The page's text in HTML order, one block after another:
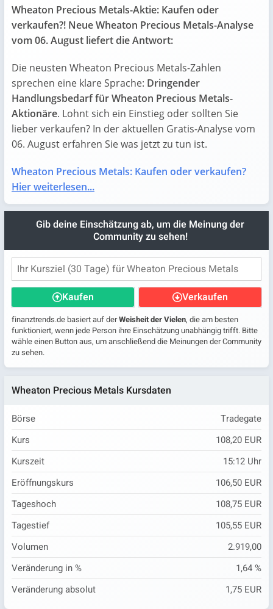
Wheaton Precious Metals-Aktie: Kaufen oder
verkaufen?! Neue Wheaton Precious Metals-Analyse
vom 06. August liefert die Antwort:
Die neusten Wheaton Precious Metals-Zahlen
sprechen eine klare Sprache: Dringender
Handlungsbedarf für Wheaton Precious Metals-
Aktionäre. Lohnt sich ein Einstieg oder sollten Sie
lieber verkaufen? In der aktuellen Gratis-Analyse vom
06. August erfahren Sie was jetzt zu tun ist.
Wheaton Precious Metals: Kaufen oder verkaufen?
Hier weiterlesen...
Gib deine Einschätzung ab, um die Meinung der
Community zu sehen!
Kaufen Verkaufen
finanztrends.de basiert auf derWeisheit der Vielen, die am besten
funktioniert, wenn jede Person ihre Einschätzung unabhängig trifft. Bitte
wähle einen Button aus, um anschließend die Meinungen der Community
zu sehen.
Wheaton Precious Metals Kursdaten
Börse
Tradegate
Kurs
108,20 EUR
Kurszeit
15:12 Uhr
Eröffnungskurs
106,50 EUR
Tageshoch
108,75 EUR
Tagestief
105,55 EUR
Volumen
2.919,00
Veränderung in %
1,64 %
Veränderung absolut
1,75 EUR